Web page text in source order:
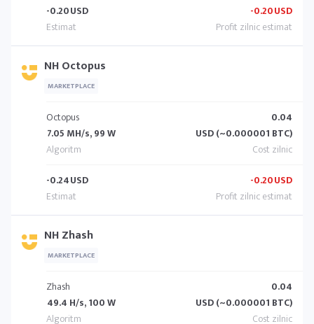
-0.20USD -0.20USD
NH Octopus
MARKETPLACE
Octopus
7.05 MH/s, 99 W
0.04
USD (~0.000001 BTC)
-0.24USD -0.20USD
NH Zhash
MARKETPLACE
Zhash
49.4 H/s, 100 W
0.04
USD (~0.000001 BTC)